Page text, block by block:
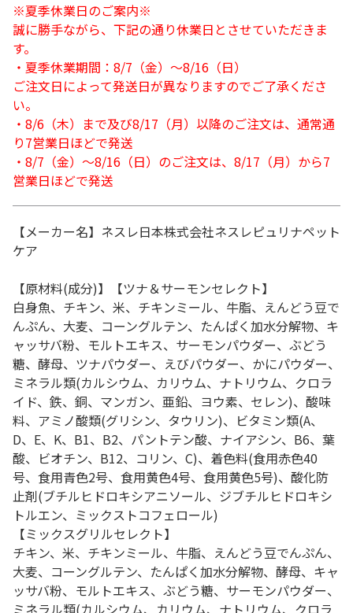
※夏季休業日のご案内※
誠に勝手ながら、下記の通り休業日とさせていただきま
す。
・夏季休業期間：8/7（金）～8/16（日）
ご注文日によって発送日が異なりますのでご了承くださ
い。
・8/6（木）まで及び8/17（月）以降のご注文は、通常通
り7営業日ほどで発送
・8/7（金）～8/16（日）のご注文は、8/17（月）から7
営業日ほどで発送
【メーカー名】ネスレ日本株式会社ネスレピュリナペット
ケア
【原材料(成分)】【ツナ＆サーモンセレクト】
白身魚、チキン、米、チキンミール、牛脂、えんどう豆で
んぷん、大麦、コーングルテン、たんぱく加水分解物、キ
ャッサバ粉、モルトエキス、サーモンパウダー、ぶどう
糖、酵母、ツナパウダー、えびパウダー、かにパウダー、
ミネラル類(カルシウム、カリウム、ナトリウム、クロラ
イド、鉄、銅、マンガン、亜鉛、ヨウ素、セレン)、酸味
料、アミノ酸類(グリシン、タウリン)、ビタミン類(A、
D、E、K、B1、B2、パントテン酸、ナイアシン、B6、葉
酸、ビオチン、B12、コリン、C)、着色料(食用赤色40
号、食用青色2号、食用黄色4号、食用黄色5号)、酸化防
止剤(ブチルヒドロキシアニソール、ジブチルヒドロキシ
トルエン、ミックストコフェロール)
【ミックスグリルセレクト】
チキン、米、チキンミール、牛脂、えんどう豆でんぷん、
大麦、コーングルテン、たんぱく加水分解物、酵母、キャ
ッサバ粉、モルトエキス、ぶどう糖、サーモンパウダー、
ミネラル類(カルシウム、カリウム、ナトリウム、クロラ